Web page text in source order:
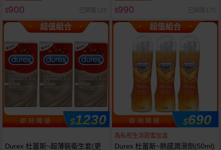
$900 已銷售126 $990 已銷售175
超值組合
即 刻 開 搶 $1230
Durex 杜蕾斯~超薄裝衛生套(更
超值組合
即 刻 開 搶 $690
為私密生活甜蜜加溫
Durex 杜蕾斯~熱感潤滑劑(50ml)